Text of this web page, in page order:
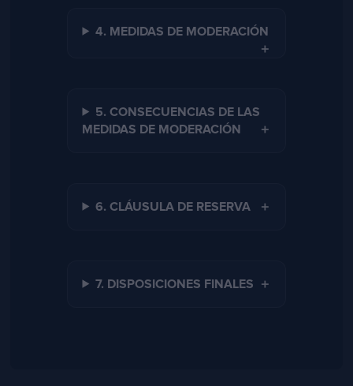
4. MEDIDAS DE MODERACIÓN
5. CONSECUENCIAS DE LAS
MEDIDAS DE MODERACIÓN
6. CLÁUSULA DE RESERVA
7. DISPOSICIONES FINALES